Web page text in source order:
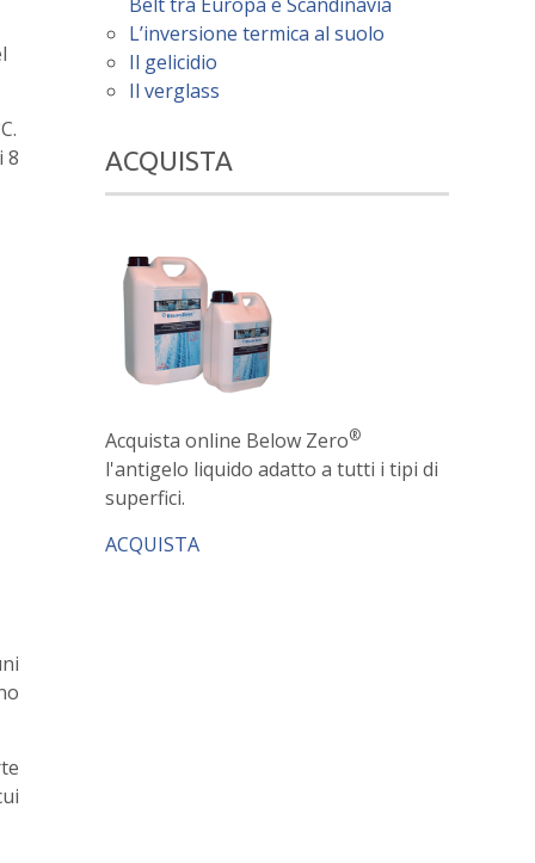
8
L’inversione termica al suolo
Il gelicidio
Il verglass
ACQUISTA
Acquista online Below Zero®
l'antigelo liquido adatto a tutti i tipi di
superfici.
ACQUISTA